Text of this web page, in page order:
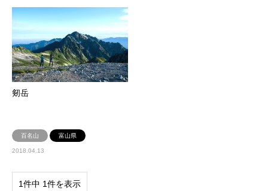
剱岳
百名山 富山県
2018.04.13
1件中 1件を表示